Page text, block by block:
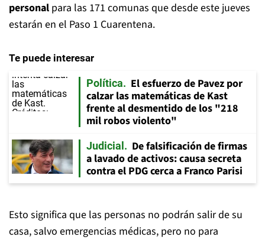
personal para las 171 comunas que desde este jueves
estarán en el Paso 1 Cuarentena.
Te puede interesar
Política
El esfuerzo de Pavez por
calzar las matemáticas de Kast
frente al desmentido de los "218
mil robos violento"
Judicial
De falsificación de firmas
a lavado de activos: causa secreta
contra el PDG cerca a Franco Parisi
Esto significa que las personas no podrán salir de su
casa, salvo emergencias médicas, pero no para